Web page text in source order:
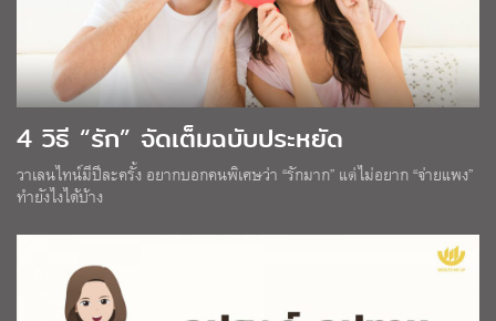
4 วิธี “รัก” จัดเต็มฉบับประหยัด
วาเลนไทน์มีปีละครั้ง อยากบอกคนพิเศษว่า “รักมาก” แต่ไม่อยาก “จ่ายแพง”
ทำยังไงได้บ้าง